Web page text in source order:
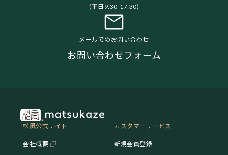
(平日9:30-17:30)
メールでのお問い合わせ
お問い合わせフォーム
松風公式サイト
会社概要
カスタマーサービス
新規会員登録